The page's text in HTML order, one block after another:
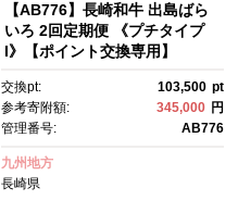
【AB776】長崎和牛 出島ばら
いろ 2回定期便 《プチタイプ
I》【ポイント交換専用】
交換pt: 103,500 pt
参考寄附額:
345,000 円
管理番号:
AB776
九州地方
長崎県